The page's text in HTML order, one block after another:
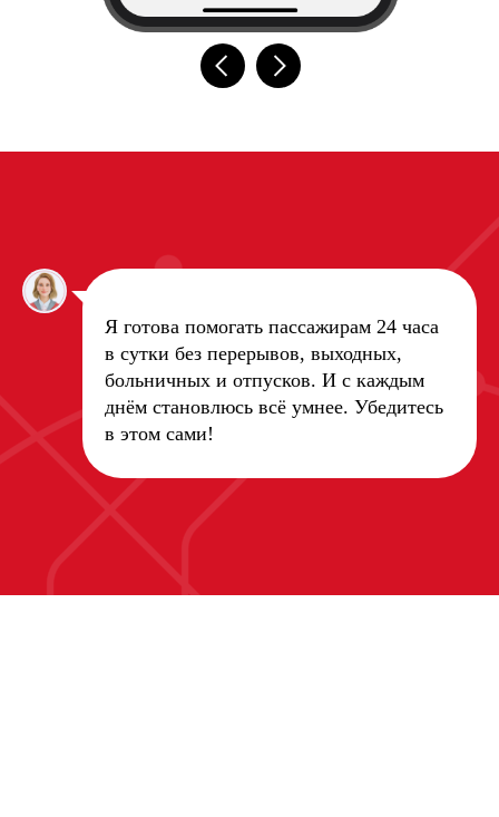
Я готова помогать пассажирам 24 часа
в сутки без перерывов, выходных,
больничных и отпусков. И с каждым
днём становлюсь всё умнее. Убедитесь
в этом сами!